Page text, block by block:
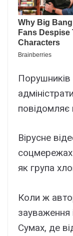
Порушників
повідомляє
Вірусне
як група
Коли ж
зауваження
Сумах, де